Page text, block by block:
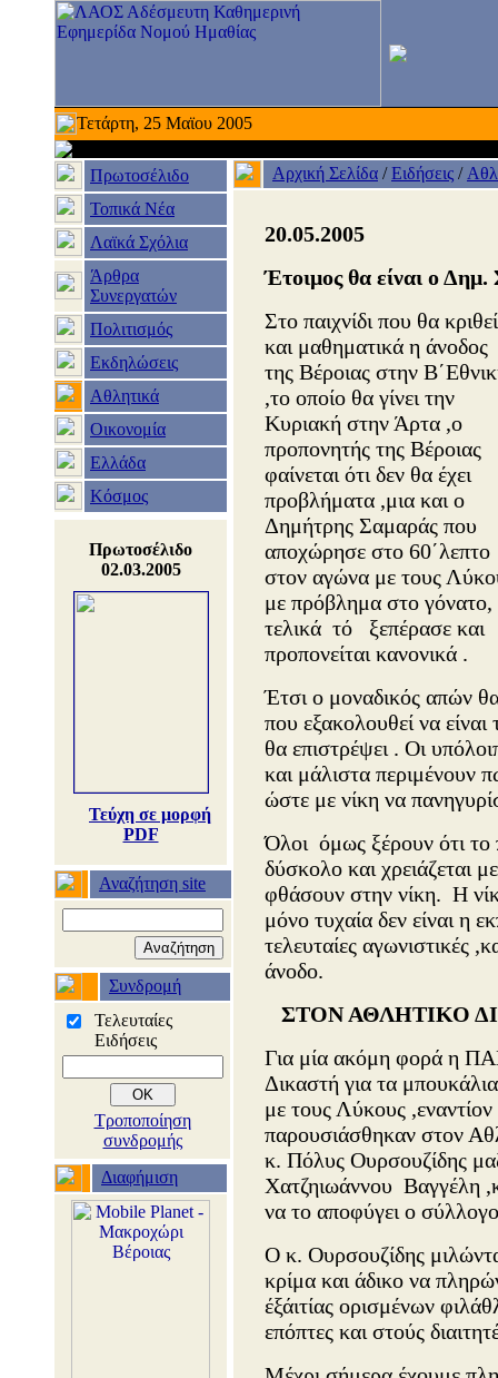
Τετάρτη, 25 Μαϊου 2005
Πρωτοσέλιδο
Τοπικά Νέα
Λαϊκά Σχόλια
Άρθρα
Συνεργατών
Πολιτισμός
Εκδηλώσεις
Αθλητικά
Οικονομία
Ελλάδα
Κόσμος
Πρωτοσέλιδο
02.03.2005
Τεύχη σε μορφή
PDF
Αναζήτηση site
Συνδρομή
Τελευταίες
Ειδήσεις
Τροποποίηση
συνδρομής
Διαφήμιση
Αρχική Σελίδα /Ειδήσεις /
20.05.2005
Έτοιμος θα είναι ο
Στο παιχνίδι που θα κριθεί
και μαθηματικά η άνοδος
της Βέροιας στην
,το οποίο θα γίνει την
Κυριακή στην Άρτα ,ο
προπονητής της Βέροιας
φαίνεται ότι δεν θα έχει
προβλήματα ,μια και ο
Δημήτρης Σαμαράς που
αποχώρησε στο 60΄λεπτο
στον αγώνα με τους
με πρόβλημα στο γόνατο,
τελικά τό ξεπέρασε και
προπονείται κανονικά .
Έτσι ο μοναδικός απών
που εξακολουθεί να είναι
θα επιστρέψει . Οι
και μάλιστα περιμένουν
ώστε με νίκη να
Όλοι όμως ξέρουν ότι το
δύσκολο και χρειάζεται
φθάσουν στην νίκη. Η
μόνο τυχαία δεν είναι η
τελευταίες αγωνιστικές
άνοδο.
ΣΤΟΝ ΑΘΛΗΤΙΚΟ
Για μία ακόμη φορά η
Δικαστή για τα
με τους Λύκους
παρουσιάσθηκαν στον
κ. Πόλυς Ουρσουζίδης
Χατζηιωάννου Βαγγέλη
να το αποφύγει ο
Ο κ. Ουρσουζίδης
κρίμα και άδικο να
έξάιτίας ορισμένων
επόπτες και στούς